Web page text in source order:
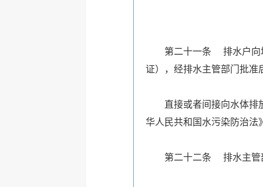
第二十一条 排水户向
证），经排水主管部门批准
直接或者间接向水体排
华人民共和国水污染防治法
第二十二条 排水主管